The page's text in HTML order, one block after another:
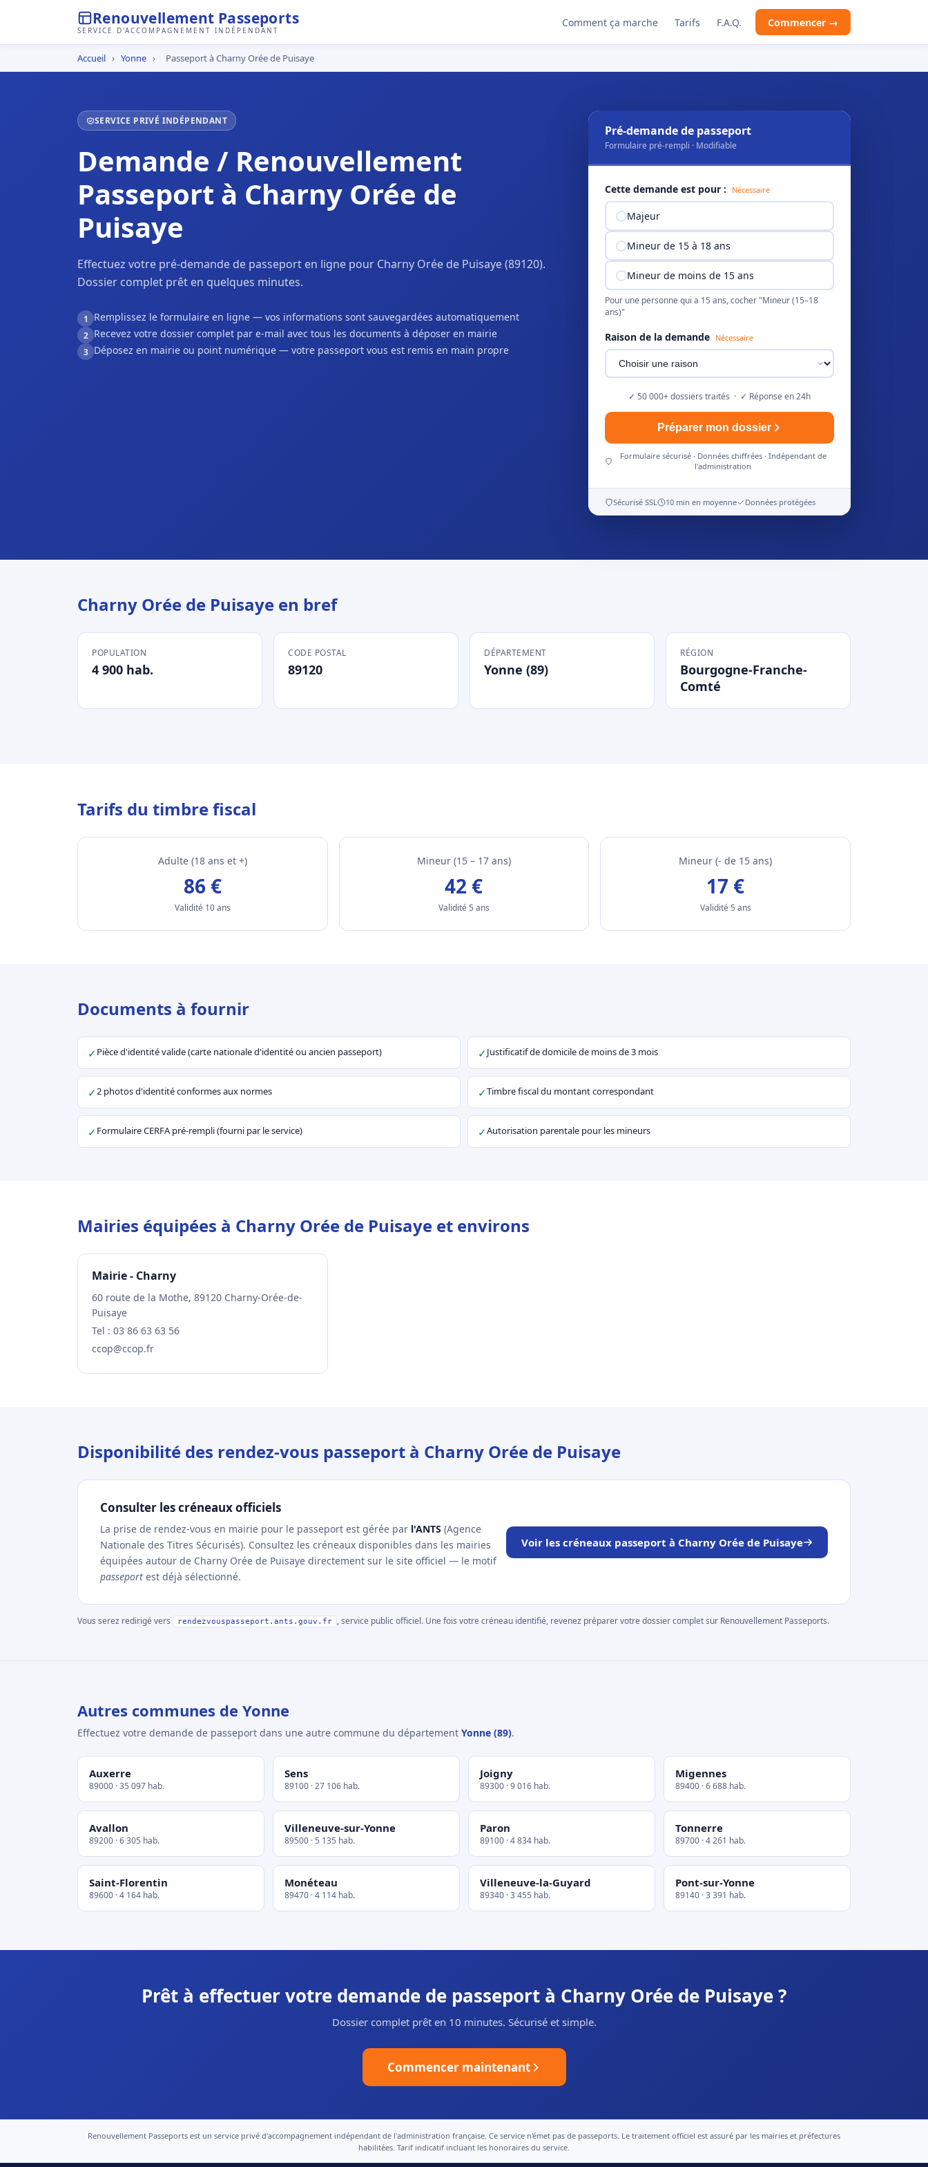
Renouvellement Passeports
SERVICE D'ACCOMPAGNEMENT INDÉPENDANT
Comment ça marche Tarifs F.A.Q. Commencer →
Accueil › Yonne › Passeport à Charny Orée de Puisaye
SERVICE PRIVÉ INDÉPENDANT
Demande / Renouvellement
Passeport à Charny Orée de
Puisaye
Effectuez votre pré-demande de passeport en ligne pour Charny Orée de Puisaye (89120).
Dossier complet prêt en quelques minutes.
1 Remplissez le formulaire en ligne — vos informations sont sauvegardées automatiquement
2 Recevez votre dossier complet par e-mail avec tous les documents à déposer en mairie
3 Déposez en mairie ou point numérique — votre passeport vous est remis en main propre
Pré-demande de passeport
Formulaire pré-rempli · Modifiable
Cette demande est pour : Nécessaire
Majeur
Mineur de 15 à 18 ans
Mineur de moins de 15 ans
Pour une personne qui a 15 ans, cocher "Mineur (15–18
ans)"
Raison de la demande Nécessaire
✓ 50 000+ dossiers traités · ✓ Réponse en 24h
Préparer mon dossier
Formulaire sécurisé · Données chiffrées · Indépendant de
l'administration
Sécurisé SSL 10 min en moyenne Données protégées
Charny Orée de Puisaye en bref
POPULATION
4 900 hab.
CODE POSTAL
89120
DÉPARTEMENT
Yonne (89)
RÉGION
Bourgogne-Franche-
Comté
Tarifs du timbre fiscal
Adulte (18 ans et +)
86 €
Validité 10 ans
Mineur (15 – 17 ans)
42 €
Validité 5 ans
Mineur (- de 15 ans)
17 €
Validité 5 ans
Documents à fournir
✓ Pièce d'identité valide (carte nationale d'identité ou ancien passeport) ✓Justificatif de domicile de moins de 3 mois
✓2 photos d'identité conformes aux normes ✓Timbre fiscal du montant correspondant
✓ Formulaire CERFA pré-rempli (fourni par le service) ✓Autorisation parentale pour les mineurs
Mairies équipées à Charny Orée de Puisaye et environs
Mairie - Charny
60 route de la Mothe, 89120 Charny-Orée-de-
Puisaye
Tel : 03 86 63 63 56
ccop@ccop.fr
Disponibilité des rendez-vous passeport à Charny Orée de Puisaye
Consulter les créneaux officiels
La prise de rendez-vous en mairie pour le passeport est gérée par l'ANTS (Agence
Nationale des Titres Sécurisés). Consultez les créneaux disponibles dans les mairies
équipées autour de Charny Orée de Puisaye directement sur le site officiel — le motif
passeport est déjà sélectionné.
Voir les créneaux passeport à Charny Orée de Puisaye
Vous serez redirigé vers rendezvouspasseport.ants.gouv.fr , service public officiel. Une fois votre créneau identifié, revenez préparer votre dossier complet sur Renouvellement Passeports.
Autres communes de Yonne
Effectuez votre demande de passeport dans une autre commune du département Yonne (89).
Auxerre
89000 · 35 097 hab.
Sens
89100 · 27 106 hab.
Joigny
89300 · 9 016 hab.
Migennes
89400 · 6 688 hab.
Avallon
89200 · 6 305 hab.
Villeneuve-sur-Yonne
89500 · 5 135 hab.
Paron
89100 · 4 834 hab.
Tonnerre
89700 · 4 261 hab.
Saint-Florentin
89600 · 4 164 hab.
Monéteau
89470 · 4 114 hab.
Villeneuve-la-Guyard
89340 · 3 455 hab.
Pont-sur-Yonne
89140 · 3 391 hab.
Prêt à effectuer votre demande de passeport à Charny Orée de Puisaye ?
Dossier complet prêt en 10 minutes. Sécurisé et simple.
Commencer maintenant
Renouvellement Passeports est un service privé d'accompagnement indépendant de l'administration française. Ce service n'émet pas de passeports. Le traitement officiel est assuré par les mairies et préfectures
habilitées. Tarif indicatif incluant les honoraires du service.